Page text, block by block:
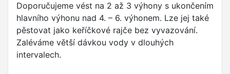
Doporučujeme vést na 2 až 3 výhony s ukončením
hlavního výhonu nad 4. – 6. výhonem. Lze jej také
pěstovat jako keříčkové rajče bez vyvazování.
Zaléváme větší dávkou vody v dlouhých
intervalech.